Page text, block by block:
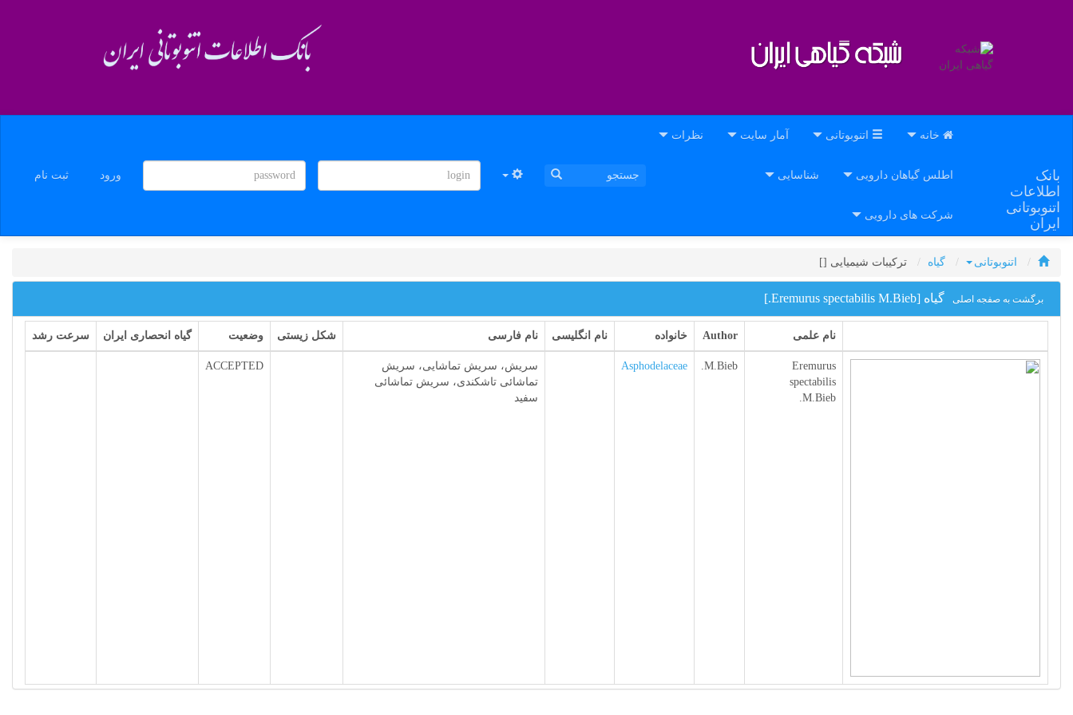
بانک
اطلاعات
اتنوبوتانی
ایران
خانه اتنوبوتانی آمار سایت نظرات
اطلس گیاهان دارویی شناسایی
شرکت های دارویی
ورود ثبت نام
اتنوبوتانی گیاه ترکیبات شیمیایی []
برگشت به صفجه اصلی گیاه [Eremurus spectabilis M.Bieb.]
نام علمی Author خانواده نام انگلیسی نام فارسی شکل زیستی وضعیت گیاه انحصاری ایران سرعت رشد
Eremurus
spectabilis
M.Bieb.
M.Bieb.
Asphodelaceae
سریش، سریش تماشایی، سریش
تماشائی تاشکندی، سریش تماشائی
سفید
ACCEPTED